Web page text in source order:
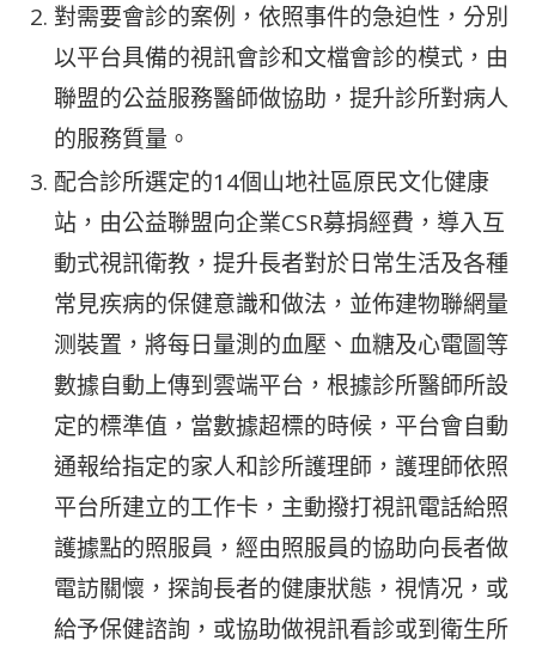
對需要會診的案例，依照事件的急迫性，分別
以平台具備的視訊會診和文檔會診的模式，由
聯盟的公益服務醫師做協助，提升診所對病人
的服務質量。
配合診所選定的14個山地社區原民文化健康
站，由公益聯盟向企業CSR募捐經費，導入互
動式視訊衛教，提升長者對於日常生活及各種
常見疾病的保健意識和做法，並佈建物聯網量
测裝置，將每日量測的血壓、血糖及心電圖等
數據自動上傳到雲端平台，根據診所醫師所設
定的標準值，當數據超標的時候，平台會自動
通報给指定的家人和診所護理師，護理師依照
平台所建立的工作卡，主動撥打視訊電話給照
護據點的照服員，經由照服員的協助向長者做
電訪關懷，探詢長者的健康狀態，視情况，或
給予保健諮詢，或協助做視訊看診或到衛生所